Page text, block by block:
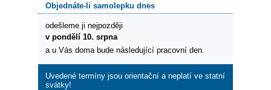
Objednáte-li samolepku dnes
odešleme ji nejpozději
v pondělí 10. srpna
a u Vás doma bude následující pracovní den.
Uvedené termíny jsou orientační a neplatí ve statní
svátky!